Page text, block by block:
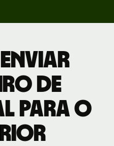
de
para o